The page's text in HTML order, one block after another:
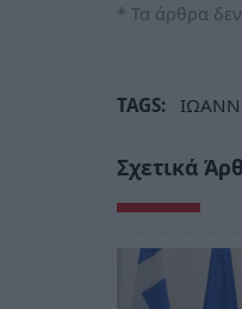
* Τα άρθρα
TAGS:
Σχετικά